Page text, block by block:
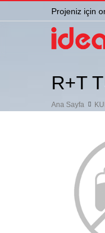
Projeniz için
R+T
Ana Sayfa